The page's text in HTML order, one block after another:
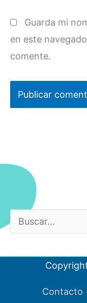
Guarda mi
en este
comente.
u
s
Contacto